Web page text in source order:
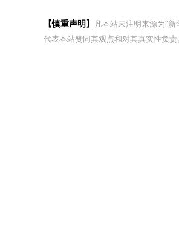
【慎重声明】
凡本站未注明来源为"
代表本站赞同其观点和对其真实性负